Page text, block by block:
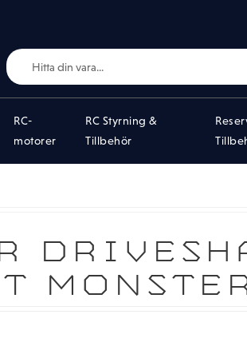
RC-
motorer
RC Styrning &
Tillbehör